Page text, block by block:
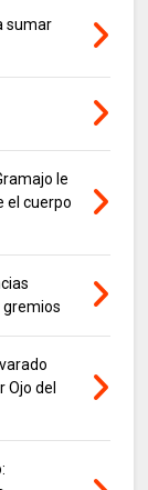
sumar
le
el cuerpo
gremios
del